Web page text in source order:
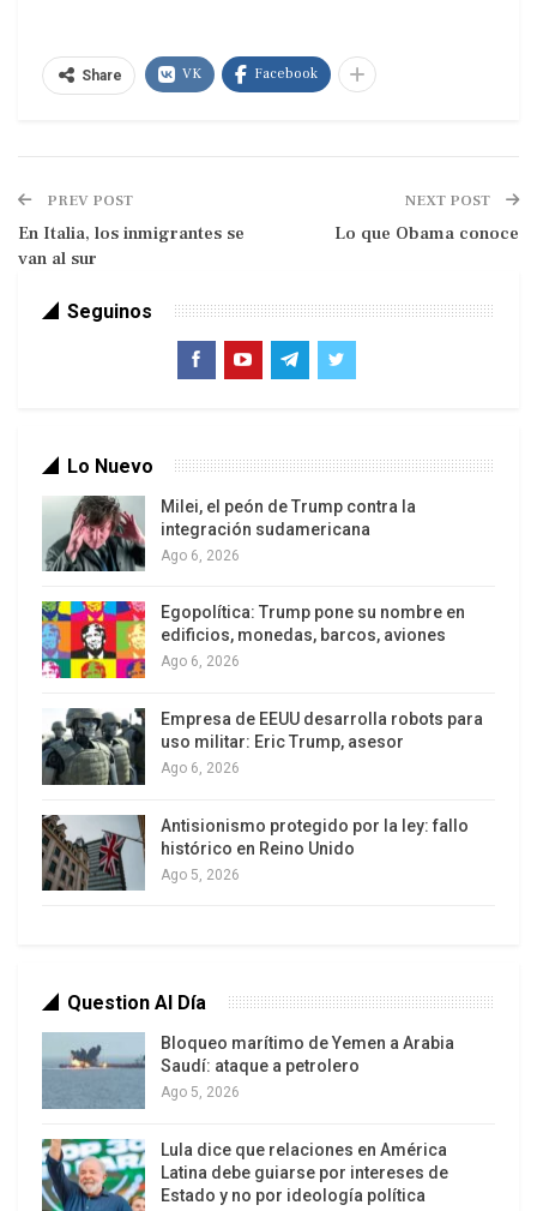
en Francia a partir de los años ’80, justo después
la presidencia de la República (en mayo de 1981).
El FN existía ya, pero su audiencia era confidencial.
a debilitar a la derecha clásica son uno de los
factores que llevaron a la ultraderecha francesa a
convertirse con los años en un partido poderoso,
capaz de perturbar el equilibrio político clásico y
contaminar con sus ideas todos los debates,
desde la izquierda hasta la derecha. Tres décadas
hija de su fundador, Marine Le Pen, obtuvo el
resultado electoral más alto de su historia: casi
cuenta con unos cuantos hermanos en el Viejo
Continente. La ultraderecha xenófoba y populista
como para deshacer mayorías, precipitar la caída
de gobiernos y lograr que sus ideas impregnen la
Share VK Facebook
PREV POST
En Italia, los inmigrantes se
van al sur
NEXT POST
Lo que Obama conoce
Seguinos
Lo Nuevo
Milei, el peón de Trump contra la
integración sudamericana
Ago 6, 2026
Egopolítica: Trump pone su nombre en
edificios, monedas, barcos, aviones
Ago 6, 2026
Empresa de EEUU desarrolla robots para
uso militar: Eric Trump, asesor
Ago 6, 2026
Antisionismo protegido por la ley: fallo
histórico en Reino Unido
Ago 5, 2026
Question Al Día
Bloqueo marítimo de Yemen a Arabia
Saudí: ataque a petrolero
Ago 5, 2026
Lula dice que relaciones en América
Latina debe guiarse por intereses de
Estado y no por ideología política